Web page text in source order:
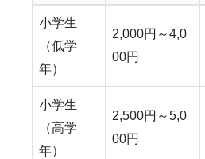
小学生
（低学
年）
2,000円～4,0
00円
小学生
（高学
年）
2,500円～5,0
00円